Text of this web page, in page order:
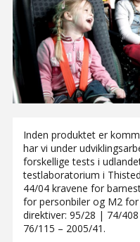
Inden produktet er
har vi under
forskellige tests i
testlaboratorium i
44/04 kravene for
for personbiler og M2
direktiver: 95/28 | 74/
76/115 – 2005/41.